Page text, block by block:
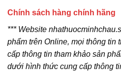
Chính sách hàng chính hãng
*** Website
phẩm trên Online, mọi thông tin
cấp thông tin tham khảo sản
dưới hình thức cung cấp thông